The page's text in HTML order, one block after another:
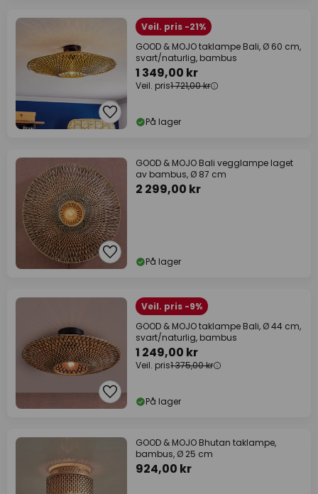
Veil. pris -21%
GOOD & MOJO taklampe Bali, Ø 60 cm,
svart/naturlig, bambus
1 349,00 kr
Veil. pris1 721,00 kr
På lager
GOOD & MOJO Bali vegglampe laget
av bambus, Ø 87 cm
2 299,00 kr
På lager
Veil. pris -9%
GOOD & MOJO taklampe Bali, Ø 44 cm,
svart/naturlig, bambus
1 249,00 kr
Veil. pris1 375,00 kr
På lager
GOOD & MOJO Bhutan taklampe,
bambus, Ø 25 cm
924,00 kr